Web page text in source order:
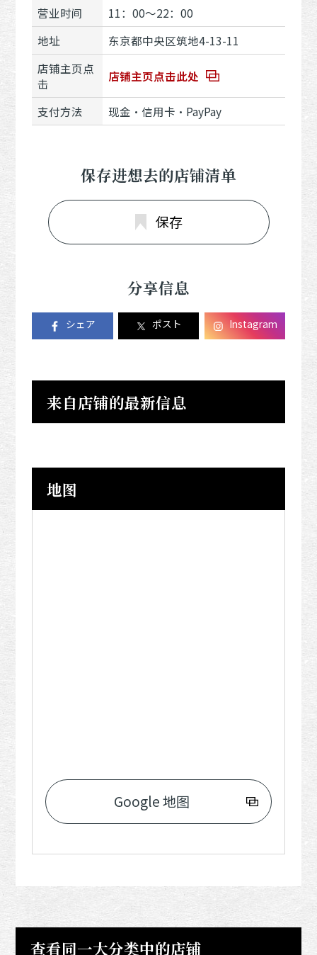
营业时间
11：00〜22：00
地址
东京都中央区筑地4-13-11
店铺主页点
击
店铺主页点击此处
支付方法 现金・信用卡・PayPay
保存进想去的店铺清单
保存
分享信息
シェア ポスト Instagram
来自店铺的最新信息
地图
Google 地图
查看同一大分类中的店铺